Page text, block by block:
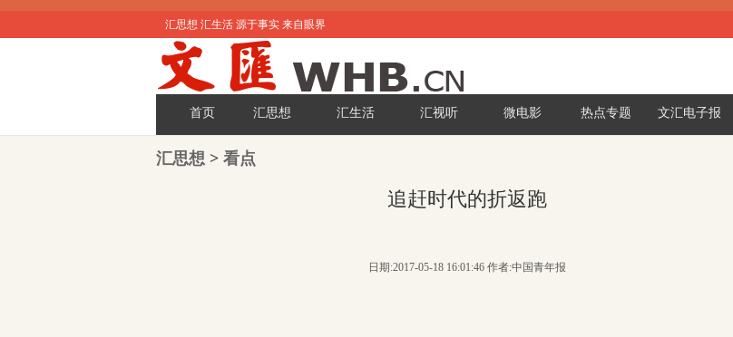
汇思想 汇生活 源于事实 来自眼界
首页 汇思想 汇生活 汇视听 微电影 热点专题 文汇电子报
汇思想 > 看点
追赶时代的折返跑
日期:2017-05-18 16:01:46 作者:中国青年报